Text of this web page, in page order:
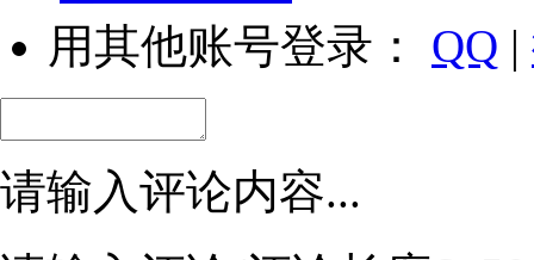
用其他账号登录： QQ |
请输入评论内容...